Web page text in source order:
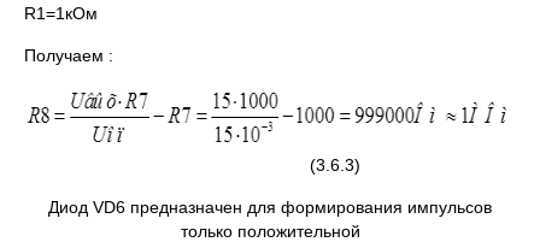
R1=1кОм
Получаем :
(3.6.3)
Диод VD6 предназначен для формирования импульсов
только положительной